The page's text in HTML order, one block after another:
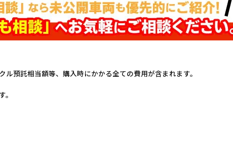
預託相当額等、購入時にかかる全ての費用が含まれます。